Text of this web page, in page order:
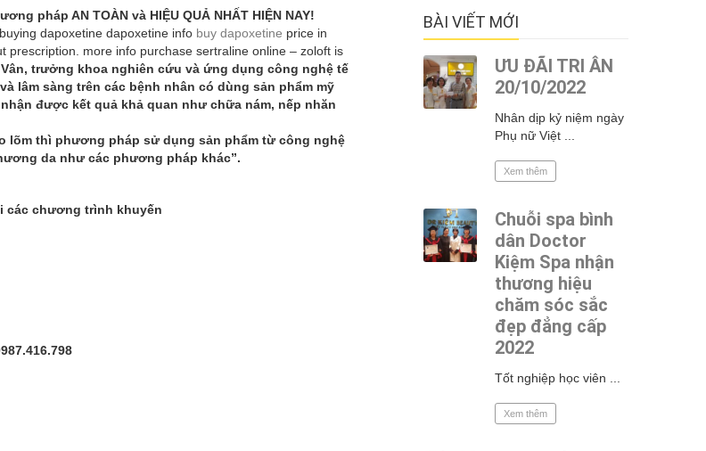
pháp AN TOÀN và HIỆU QUẢ NHẤT HIỆN NAY!
dapoxetine dapoxetine info buy dapoxetine price in
prescription. more info purchase sertraline online – zoloft is
trưởng khoa nghiên cứu và ứng dụng công nghệ tế
lâm sàng trên các bệnh nhân có dùng sản phẩm mỹ
được kết quả khả quan như chữa nám, nếp nhăn
thì phương pháp sử dụng sản phẩm từ công nghệ
da như các phương pháp khác”.
các chương trình khuyến
BÀI VIẾT MỚI
ƯU ĐÃI TRI ÂN
20/10/2022
Nhân dịp kỷ niệm ngày
Phụ nữ Việt ...
Xem thêm
Chuỗi spa bình
dân Doctor
Kiệm Spa nhận
thương hiệu
chăm sóc sắc
đẹp đẳng cấp
2022
Tốt nghiệp học viên ...
Xem thêm